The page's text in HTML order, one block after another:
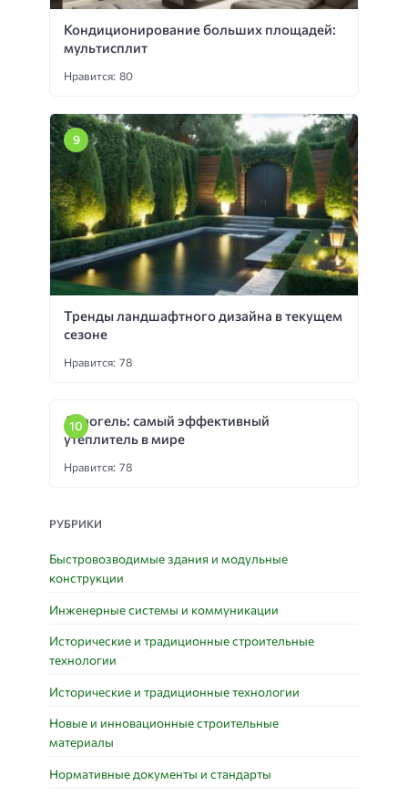
Кондиционирование больших площадей:
мультисплит
Нравится: 80
Тренды ландшафтного дизайна в текущем
сезоне
Нравится: 78
Аэрогель: самый эффективный
утеплитель в мире
Нравится: 78
РУБРИКИ
Быстровозводимые здания и модульные
конструкции
Инженерные системы и коммуникации
Исторические и традиционные строительные
технологии
Исторические и традиционные технологии
Новые и инновационные строительные
материалы
Нормативные документы и стандарты